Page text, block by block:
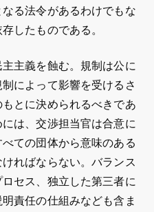
る法令があるわけでもな
したものである。
主義を蝕む。規制は公に
によって影響を受けるさ
とに決められるべきであ
は、交渉担当官は合意に
ての団体から意味のある
ればならない。バランス
セス、独立した第三者に
責任の仕組みなども含ま